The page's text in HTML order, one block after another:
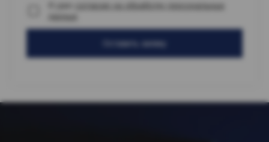
согласие на обработку персональных
данных